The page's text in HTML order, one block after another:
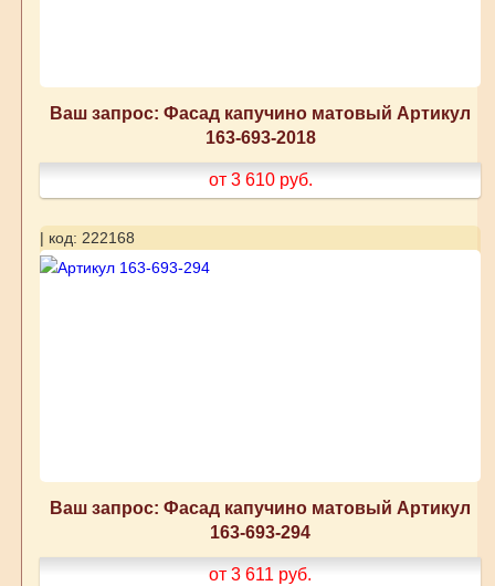
Ваш запрос: Фасад капучино матовый Артикул
163-693-2018
от 3 610 руб.
| код: 222168
Ваш запрос: Фасад капучино матовый Артикул
163-693-294
от 3 611 руб.